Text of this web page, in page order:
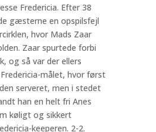
Fredericia. Efter 38
gæsterne en opspilsfejl
hvor Mads Zaar
Zaar spurtede forbi
og så var der ellers
målet, hvor først
serveret, men i stedet
han en helt fri Anes
køligt og sikkert
keeperen. 2-2.